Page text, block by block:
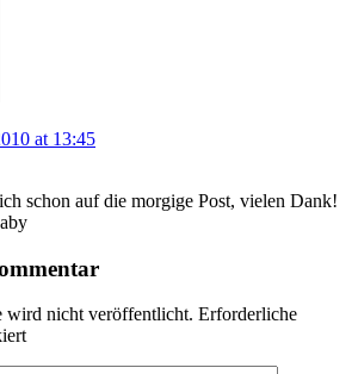
at 13:45
schon auf die morgige Post, vielen Dank!
wird nicht veröffentlicht. Erforderliche